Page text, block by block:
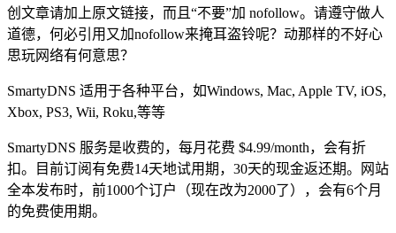
创文章请加上原文链接，而且“不要”加 nofollow。请遵守做人
道德，何必引用又加nofollow来掩耳盗铃呢？动那样的不好心
思玩网络有何意思？
SmartyDNS 适用于各种平台，如Windows, Mac, Apple TV, iOS,
Xbox, PS3, Wii, Roku,等等
SmartyDNS 服务是收费的，每月花费 $4.99/month，会有折
扣。目前订阅有免费14天地试用期，30天的现金返还期。网站
全本发布时，前1000个订户（现在改为2000了），会有6个月
的免费使用期。